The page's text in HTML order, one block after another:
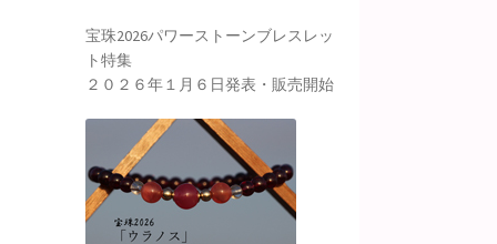
宝珠2026パワーストーンブレスレッ
ト特集
２０２６年１月６日発表・販売開始